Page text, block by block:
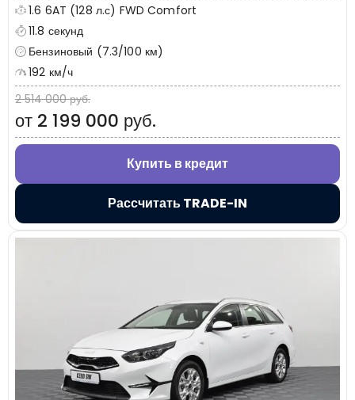
1.6 6AT (128 л.с) FWD Comfort
11.8 секунд
Бензиновый (7.3/100 км)
192 км/ч
2 514 000 руб.
от 2 199 000 руб.
Купить в кредит
Рассчитать TRADE-IN